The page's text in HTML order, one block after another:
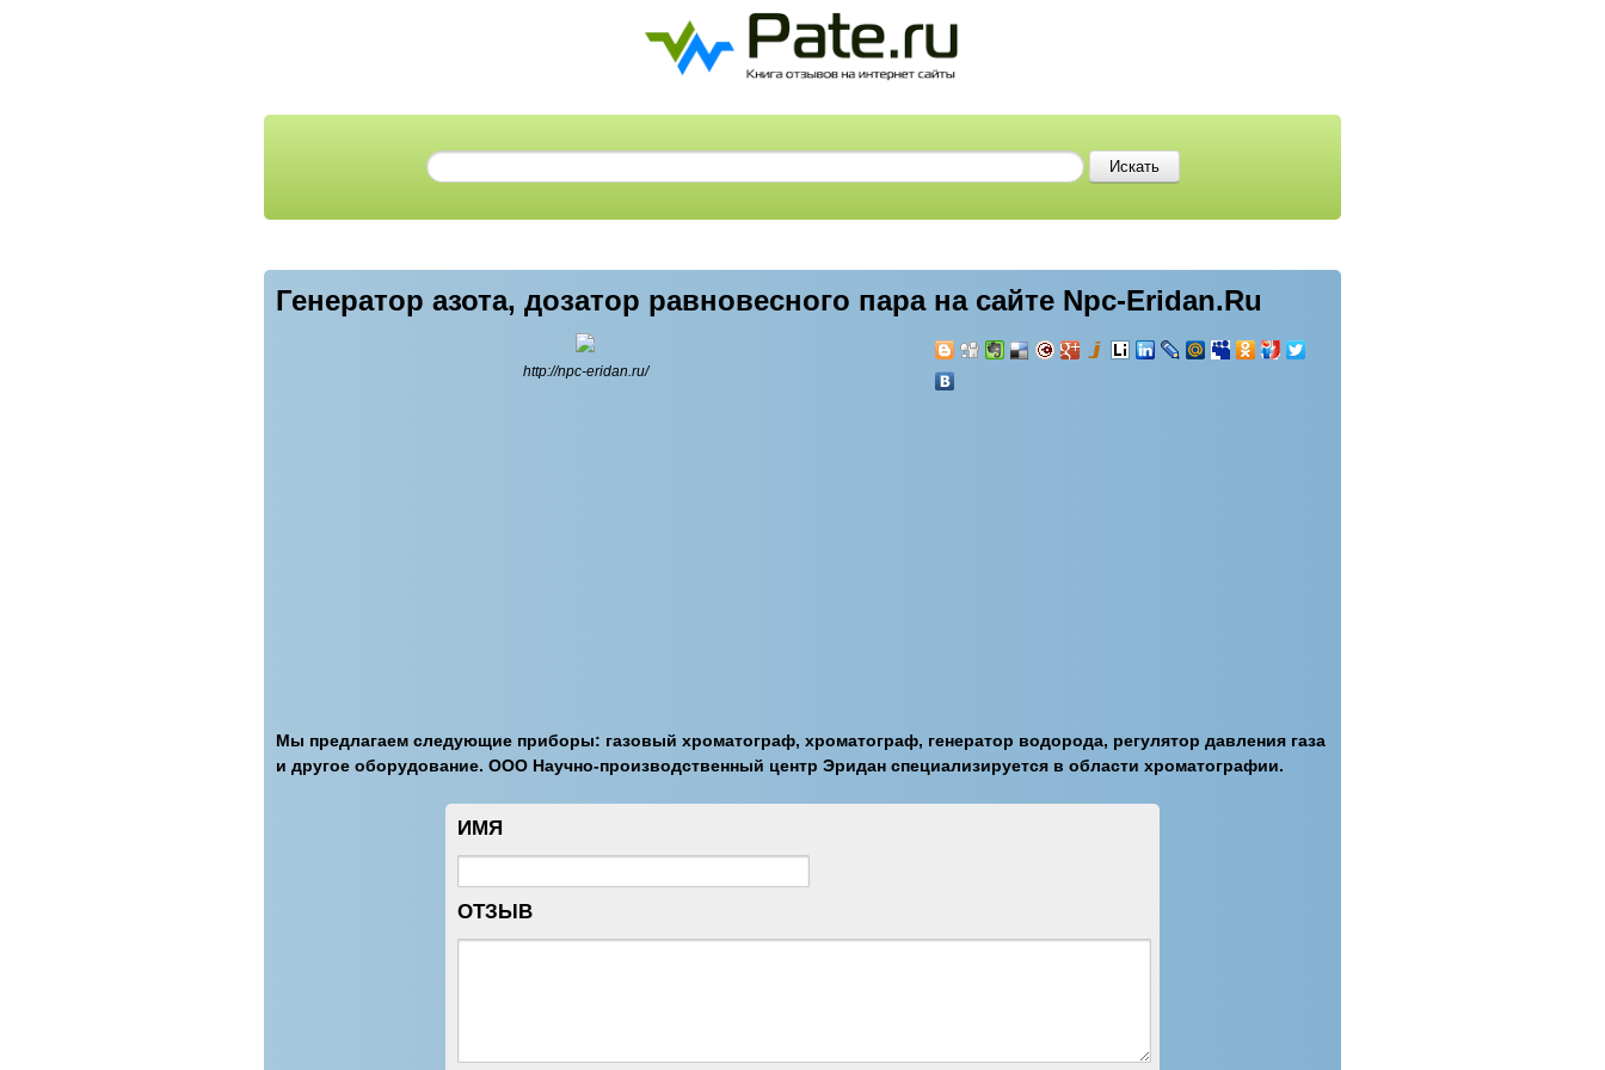
Генератор азота, дозатор равновесного пара на сайте Npc-Eridan.Ru
http://npc-eridan.ru/
Мы предлагаем следующие приборы: газовый хроматограф, хроматограф, генератор водорода, регулятор давления газа
и другое оборудование. ООО Научно-производственный центр Эридан специализируется в области хроматографии.
ИМЯ
ОТЗЫВ